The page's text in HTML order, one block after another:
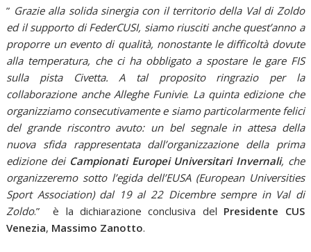
” Grazie alla solida sinergia con il territorio della Val di Zoldo
ed il supporto di FederCUSI, siamo riusciti anche quest’anno a
proporre un evento di qualità, nonostante le difficoltà dovute
alla temperatura, che ci ha obbligato a spostare le gare FIS
sulla pista Civetta. A tal proposito ringrazio per la
collaborazione anche Alleghe Funivie. La quinta edizione che
organizziamo consecutivamente e siamo particolarmente felici
del grande riscontro avuto: un bel segnale in attesa della
nuova sfida rappresentata dall’organizzazione della prima
edizione dei Campionati Europei Universitari Invernali, che
organizzeremo sotto l’egida dell’EUSA (European Universities
Sport Association) dal 19 al 22 Dicembre sempre in Val di
Zoldo.” è la dichiarazione conclusiva del Presidente CUS
Venezia, Massimo Zanotto.